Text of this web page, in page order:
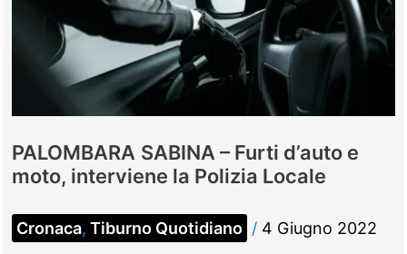
rintracciano
refurtiva
al
rom
PALOMBARA SABINA – Furti d’auto e
moto, interviene la Polizia Locale
Cronaca, Tiburno Quotidiano / 4 Giugno 2022